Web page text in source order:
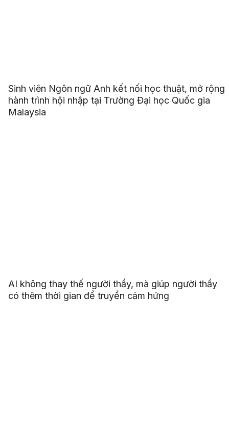
Sinh viên Ngôn ngữ Anh kết nối học thuật, mở rộng
hành trình hội nhập tại Trường Đại học Quốc gia
Malaysia
AI không thay thế người thầy, mà giúp người thầy
có thêm thời gian để truyền cảm hứng